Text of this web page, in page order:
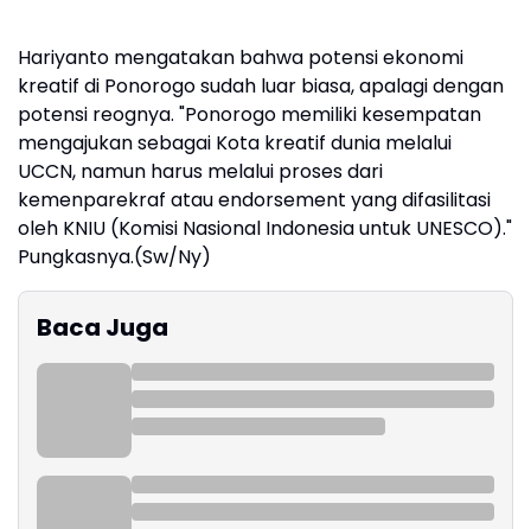
Hariyanto mengatakan bahwa potensi ekonomi
kreatif di Ponorogo sudah luar biasa, apalagi dengan
potensi reognya. "Ponorogo memiliki kesempatan
mengajukan sebagai Kota kreatif dunia melalui
UCCN, namun harus melalui proses dari
kemenparekraf atau endorsement yang difasilitasi
oleh KNIU (Komisi Nasional Indonesia untuk UNESCO)."
Pungkasnya.(Sw/Ny)
Baca Juga